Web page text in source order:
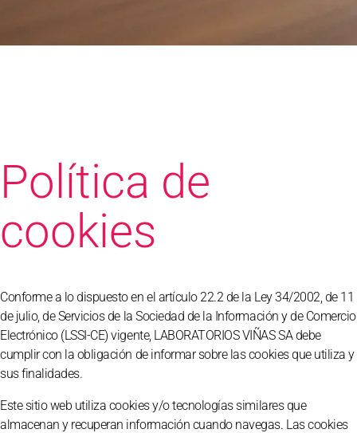
Política de
cookies
Conforme a lo dispuesto en el artículo 22.2 de la Ley 34/2002, de 11
de julio, de Servicios de la Sociedad de la Información y de Comercio
Electrónico (LSSI-CE) vigente, LABORATORIOS VIÑAS SA debe
cumplir con la obligación de informar sobre las cookies que utiliza y
sus finalidades.
Este sitio web utiliza cookies y/o tecnologías similares que
almacenan y recuperan información cuando navegas. Las cookies